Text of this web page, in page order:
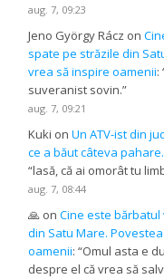
aug. 7, 09:23
Jeno György Rácz on
spate pe străzile din
vrea să inspire oamenii:
suveranist sovin.”
aug. 7, 09:21
Kuki onUn ATV-ist din
ce a băut câteva
“lasă, că ai omorât tu
aug. 7, 08:44
🙏 onCine este
din Satu Mare.
oamenii: “Omul asta e
despre el că vrea să